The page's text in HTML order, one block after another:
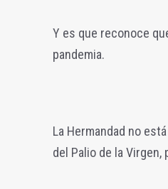
Y es que reconoce
pandemia.
La Hermandad no
del Palio de la